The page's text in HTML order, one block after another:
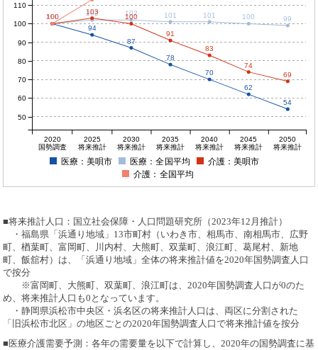
100
94
87
78
70
62
54
100 102 102 101 101 100 99
100
103
100
91
83
74
69
100
2020
国勢調査
2025
将来推計
2030
将来推計
2035
将来推計
2040
将来推計
2045
将来推計
2050
将来推計
50
60
70
80
90
100
110
医療：美唄市 医療：全国平均
介護：美唄市
介護：全国平均
■将来推計人口：国立社会保障・人口問題研究所（2023年12月推計）
・福島県「浜通り地域」13市町村（いわき市、相馬市、南相馬市、広野
町、楢葉町、富岡町、川内村、大熊町、双葉町、浪江町、葛尾村、新地
町、飯舘村）は、「浜通り地域」全体の将来推計値を2020年国勢調査人口
で按分
※富岡町、大熊町、双葉町、浪江町は、2020年国勢調査人口が0のた
め、将来推計人口も0となっています。
・静岡県浜松市中央区・浜名区の将来推計人口は、両区に分割された
「旧浜松市北区」の地区ごとの2020年国勢調査人口で将来推計値を按分
■医療介護需要予測：各年の需要量を以下で計算し、2020年の国勢調査に基